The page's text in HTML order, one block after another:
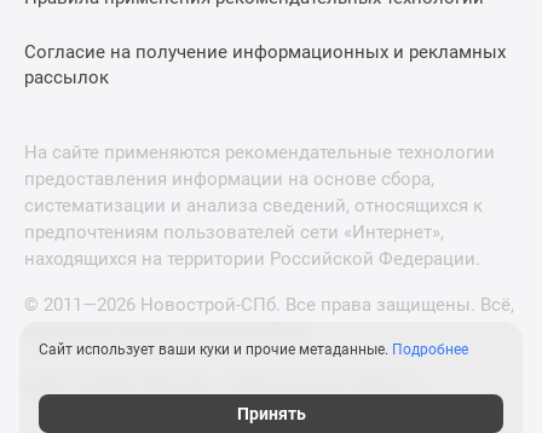
Согласие на получение информационных и рекламных
рассылок
На сайте применяются рекомендательные технологии
предоставления информации на основе сбора,
систематизации и анализа сведений, относящихся к
предпочтениям пользователей сети «Интернет»,
находящихся на территории Российской Федерации.
© 2011—2026 Новострой-СПб. Все права защищены. Всё,
Сайт использует ваши куки и прочие метаданные. Подробнее
Принять